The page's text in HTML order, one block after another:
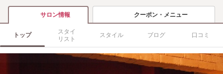
サロン情報 クーポン・メニュー
トップ
スタイ
リスト
スタイル ブログ 口コミ